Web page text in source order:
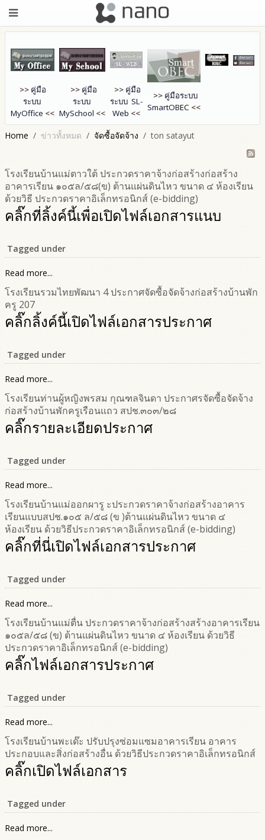
>> คู่มือ
ระบบ
MyOffice <<
>> คู่มือ
ระบบ
MySchool <<
>> คู่มือ
ระบบ SL-
Web <<
>> คู่มือระบบ
SmartOBEC <<
Home ข่าวทั้งหมด จัดซื้อจัดจ้าง ton satayut
โรงเรียนบ้านแม่ตาวใต้ ประกวดราคาจ้างก่อสร้างก่อสร้าง
อาคารเรียน ๑๐๕ล/๕๘(ข) ต้านแผ่นดินไหว ขนาด ๔ ห้องเรียน
ด้วยวิธี ประกวดราคาอิเล็กทรอนิกส์ (e-bidding)
คลิ๊กที่ลิ้งค์นี้เพื่อเปิดไฟล์เอกสารแนบ
Tagged under
Read more...
โรงเรียนรวมไทยพัฒนา 4 ประกาศจัดซื้อจัดจ้างก่อสร้างบ้านพัก
ครู 207
คลิ๊กลิ้งค์นี้เปิดไฟล์เอกสารประกาศ
Tagged under
Read more...
โรงเรียนท่านผู้หญิงพรสม กุณฑลจินดา ประกาศรจัดซื้อจัดจ้าง
ก่อสร้างบ้านพักครูเรือนแถว สปช.๓๐๓/๒๘
คลิ๊กรายละเอียดประกาศ
Tagged under
Read more...
โรงเรียนบ้านแม่ออกผารู ะประกวดราคาจ้างก่อสร้างอาคาร
เรียนแบบสปช.๑๐๕ ล/๕๘ (ข )ต้านแผ่นดินไหว ขนาด ๔
ห้องเรียน ด้วยวิธีประกวดราคาอิเล็กทรอนิกส์ (e-bidding)
คลิ๊กที่นี่เปิดไฟล์เอกสารประกาศ
Tagged under
Read more...
โรงเรียนบ้านแม่ตื่น ประกวดราคาจ้างก่อสร้างสร้างอาคารเรียน
๑๐๕ล/๕๘ (ข) ต้านแผ่นดินไหว ขนาด ๔ ห้องเรียน ด้วยวิธี
ประกวดราคาอิเล็กทรอนิกส์ (e-bidding)
คลิ๊กไฟล์เอกสารประกาศ
Tagged under
Read more...
โรงเรียนบ้านพะเด๊ะ ปรับปรุงซ่อมแซมอาคารเรียน อาคาร
ประกอบและสิ่งก่อสร้างอื่น ด้วยวิธีประกวดราคาอิเล็กทรอนิกส์
คลิ๊กเปิดไฟล์เอกสาร
Tagged under
Read more...